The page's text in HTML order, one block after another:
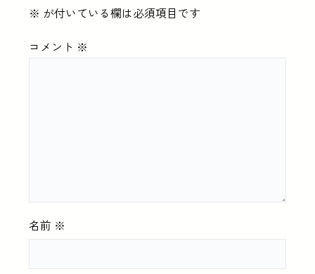
※ が付いている欄は必須項目です
コメント ※
名前 ※